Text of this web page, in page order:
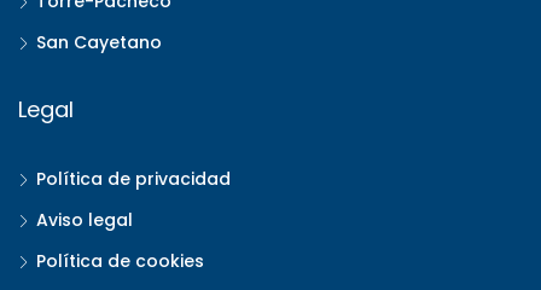
San Cayetano
Legal
Política de privacidad
Aviso legal
Política de cookies